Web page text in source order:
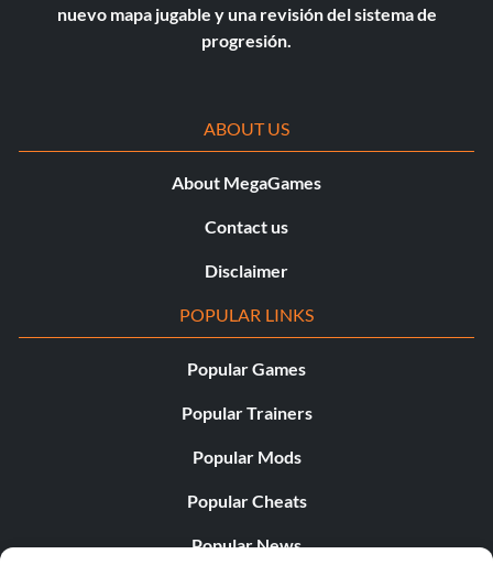
nuevo mapa jugable y una revisión del sistema de
progresión.
ABOUT US
About MegaGames
Contact us
Disclaimer
POPULAR LINKS
Popular Games
Popular Trainers
Popular Mods
Popular Cheats
Popular News